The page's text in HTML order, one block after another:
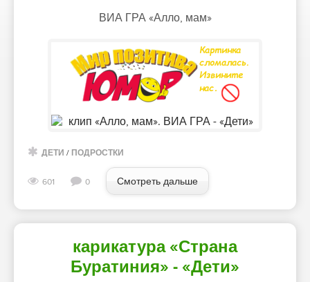
ВИА ГРА «Алло, мам»
ДЕТИ / ПОДРОСТКИ
601 0 Смотреть дальше
карикатура «Страна
Буратиния» - «Дети»